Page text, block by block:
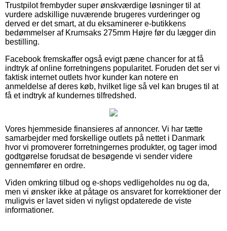
Trustpilot frembyder super ønskværdige løsninger til at
vurdere adskillige nuværende brugeres vurderinger og
derved er det smart, at du eksaminerer e-butikkens
bedømmelser af Krumsaks 275mm Højre før du lægger din
bestilling.
Facebook fremskaffer også evigt pæne chancer for at få
indtryk af online forretningens popularitet. Foruden det ser vi
faktisk internet outlets hvor kunder kan notere en
anmeldelse af deres køb, hvilket lige så vel kan bruges til at
få et indtryk af kundernes tilfredshed.
Vores hjemmeside finansieres af annoncer. Vi har tætte
samarbejder med forskellige outlets på nettet i Danmark
hvor vi promoverer forretningernes produkter, og tager imod
godtgørelse forudsat de besøgende vi sender videre
gennemfører en ordre.
Viden omkring tilbud og e-shops vedligeholdes nu og da,
men vi ønsker ikke at påtage os ansvaret for korrektioner der
muligvis er lavet siden vi nyligst opdaterede de viste
informationer.